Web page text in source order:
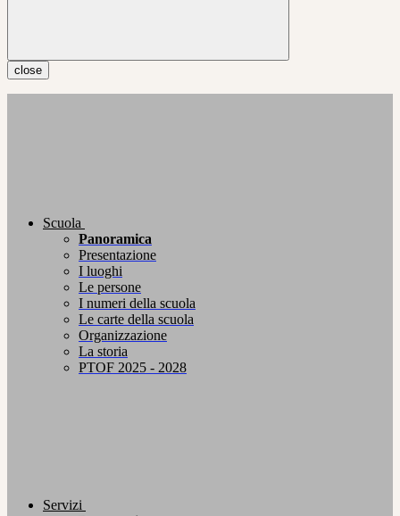
close
Scuola
Panoramica
Presentazione
I luoghi
Le persone
I numeri della scuola
Le carte della scuola
Organizzazione
La storia
PTOF 2025 - 2028
Servizi